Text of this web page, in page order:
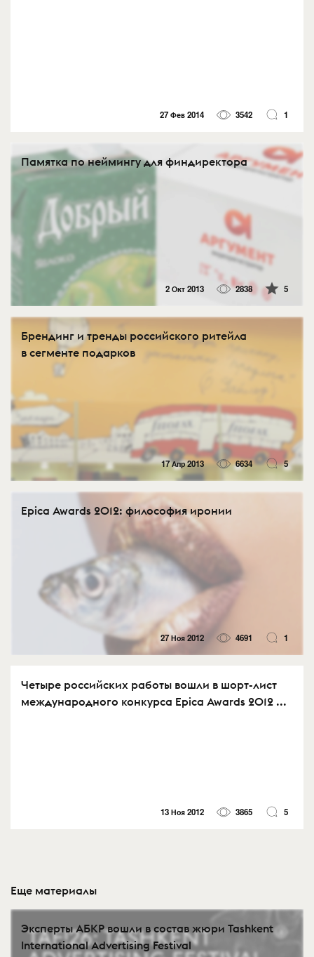
27 Фев 2014 3542 1
Памятка по неймингу для финдиректора
2 Окт 2013 2838 5
Брендинг и тренды российского ритейла
в сегменте подарков
17 Апр 2013 6634 5
Epica Awards 2012: философия иронии
27 Ноя 2012 4691 1
Четыре российских работы вошли в шорт-лист
международного конкурса Epica Awards 2012 ...
13 Ноя 2012 3865 5
Еще материалы
Эксперты АБКР вошли в состав жюри Tashkent
International Advertising Festival